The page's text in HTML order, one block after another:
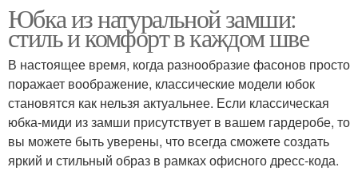
Юбка из натуральной замши:
стиль и комфорт в каждом шве
В настоящее время, когда разнообразие фасонов просто
поражает воображение, классические модели юбок
становятся как нельзя актуальнее. Если классическая
юбка-миди из замши присутствует в вашем гардеробе, то
вы можете быть уверены, что всегда сможете создать
яркий и стильный образ в рамках офисного дресс-кода.